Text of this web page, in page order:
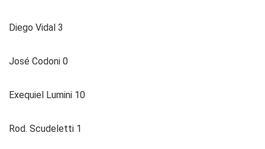
Diego Vidal 3
José Codoni 0
Exequiel Lumini 10
Rod. Scudeletti 1